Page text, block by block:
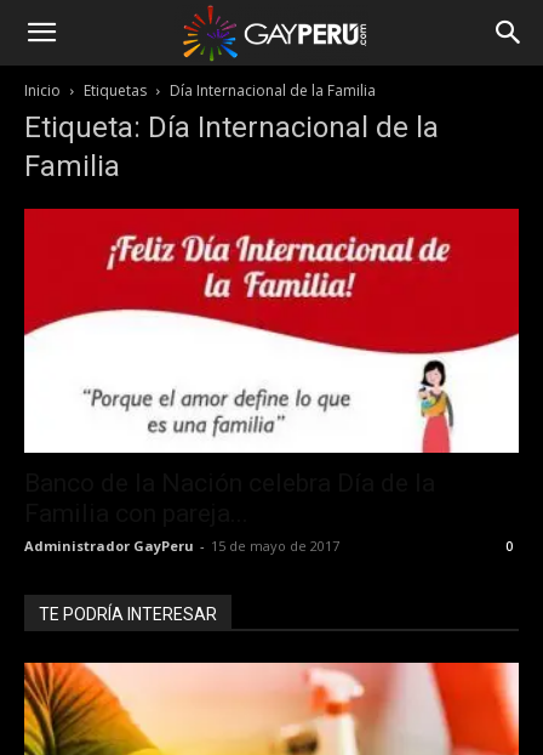
Inicio Etiquetas Día Internacional de la Familia
Etiqueta: Día Internacional de la
Familia
Administrador GayPeru - 15 de mayo de 2017 0
TE PODRÍA INTERESAR